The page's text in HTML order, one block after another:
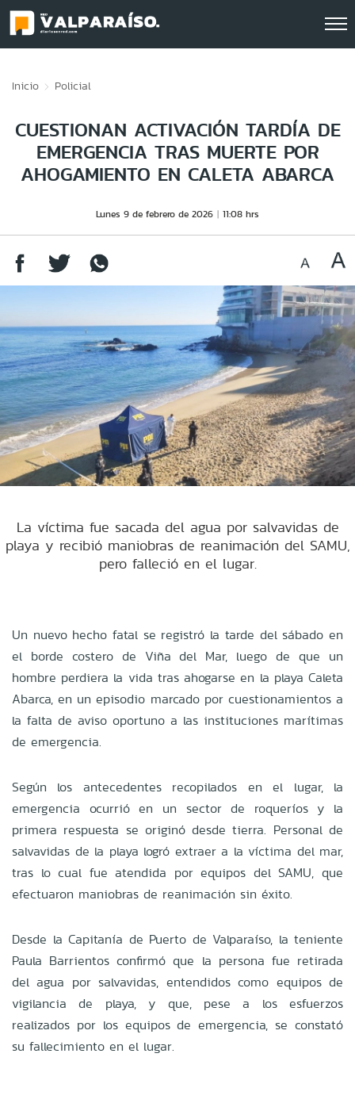
Inicio Policial
CUESTIONAN ACTIVACIÓN TARDÍA DE
EMERGENCIA TRAS MUERTE POR
AHOGAMIENTO EN CALETA ABARCA
Lunes 9 de febrero de 2026 11:08 hrs
La víctima fue sacada del agua por salvavidas de
playa y recibió maniobras de reanimación del SAMU,
pero falleció en el lugar.
Un nuevo hecho fatal se registró la tarde del sábado en
el borde costero de Viña del Mar, luego de que un
hombre perdiera la vida tras ahogarse en la playa Caleta
Abarca, en un episodio marcado por cuestionamientos a
la falta de aviso oportuno a las instituciones marítimas
de emergencia.
Según los antecedentes recopilados en el lugar, la
emergencia ocurrió en un sector de roqueríos y la
primera respuesta se originó desde tierra. Personal de
salvavidas de la playa logró extraer a la víctima del mar,
tras lo cual fue atendida por equipos del SAMU, que
efectuaron maniobras de reanimación sin éxito.
Desde la Capitanía de Puerto de Valparaíso, la teniente
Paula Barrientos confirmó que la persona fue retirada
del agua por salvavidas, entendidos como equipos de
vigilancia de playa, y que, pese a los esfuerzos
realizados por los equipos de emergencia, se constató
su fallecimiento en el lugar.